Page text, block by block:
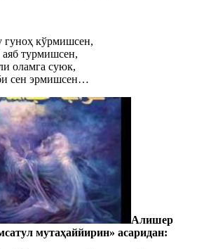
кўрмишсен,
турмишсен,
оламга суюк,
сен эрмишсен…
Алишер
мутаҳаййирин» асаридан: